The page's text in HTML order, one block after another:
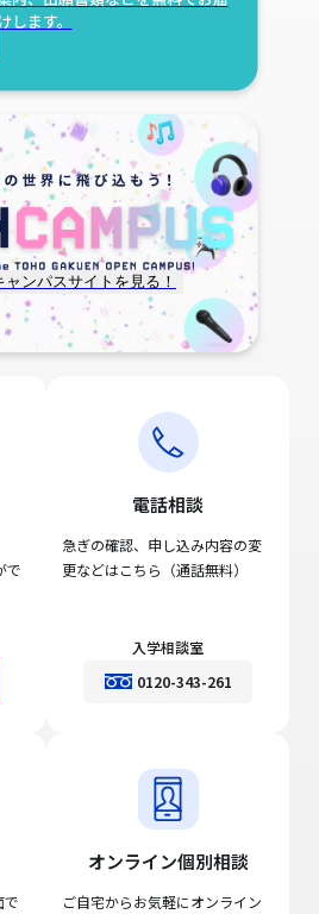
します。
ャンパスサイトを見る！
で
電話相談
急ぎの確認、申し込み内容の変
更などはこちら（通話無料）
入学相談室
0120-343-261
で
オンライン個別相談
ご自宅からお気軽にオンライン